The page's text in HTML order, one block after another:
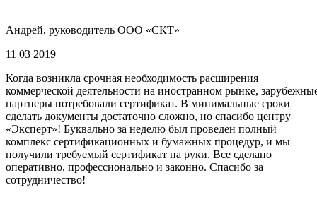
Андрей, руководитель ООО «СКТ»
11 03 2019
Когда возникла срочная необходимость расширения
коммерческой деятельности на иностранном рынке,
партнеры потребовали сертификат. В минимальные сроки
сделать документы достаточно сложно, но спасибо центру
«Эксперт»! Буквально за неделю был проведен полный
комплекс сертификационных и бумажных процедур, и мы
получили требуемый сертификат на руки. Все сделано
оперативно, профессионально и законно. Спасибо за
сотрудничество!